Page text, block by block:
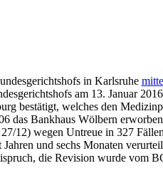
in Karlsruhe
am 13. Januar
bestätigt, welches den
das Bankhaus Wölbern
12) wegen Untreue in 327
und sechs Monaten
die Revision wurde vom